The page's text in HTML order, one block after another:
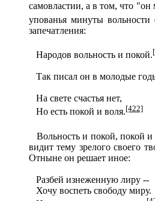
самовластии, а в том, что
упованья минуты вольности
запечатления:
Народов вольность и покой.
Так писал он в молодые
На свете счастья нет,
Но есть покой и воля.[422]
Вольность и покой, покой и
видит тему зрелого своего
Отныне он решает иное:
Разбей изнеженную лиру --
Хочу воспеть свободу миру.